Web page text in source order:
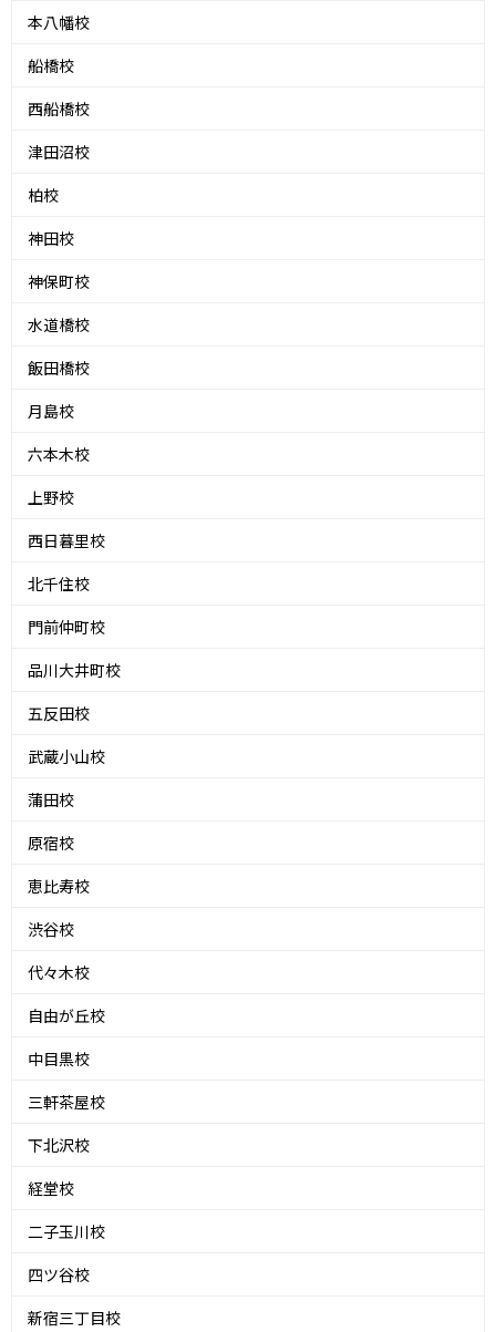
本八幡校
船橋校
西船橋校
津田沼校
柏校
神田校
神保町校
水道橋校
飯田橋校
月島校
六本木校
上野校
西日暮里校
北千住校
門前仲町校
品川大井町校
五反田校
武蔵小山校
蒲田校
原宿校
恵比寿校
渋谷校
代々木校
自由が丘校
中目黒校
三軒茶屋校
下北沢校
経堂校
二子玉川校
四ツ谷校
新宿三丁目校